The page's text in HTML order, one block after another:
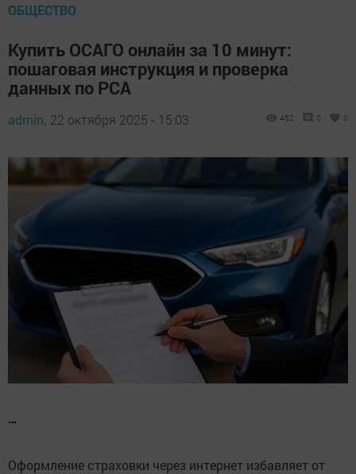
ОБЩЕСТВО
Купить ОСАГО онлайн за 10 минут:
пошаговая инструкция и проверка
данных по РСА
admin, 22 октября 2025 - 15:03 452 0 0
…
Оформление страховки через интернет избавляет от